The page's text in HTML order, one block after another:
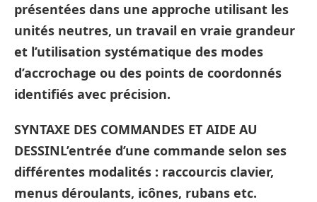
présentées dans une approche utilisant les
unités neutres, un travail en vraie grandeur
et l’utilisation systématique des modes
d’accrochage ou des points de coordonnés
identifiés avec précision.
SYNTAXE DES COMMANDES ET AIDE AU
DESSINL’entrée d’une commande selon ses
différentes modalités : raccourcis clavier,
menus déroulants, icônes, rubans etc.